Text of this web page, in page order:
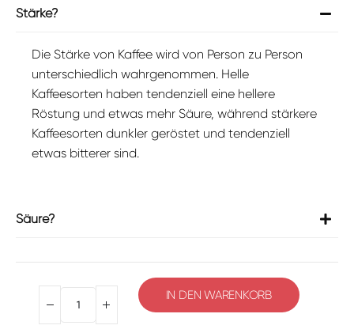
Stärke?
Die Stärke von Kaffee wird von Person zu Person
unterschiedlich wahrgenommen. Helle
Kaffeesorten haben tendenziell eine hellere
Röstung und etwas mehr Säure, während stärkere
Kaffeesorten dunkler geröstet und tendenziell
etwas bitterer sind.
Säure?
IN DEN WARENKORB